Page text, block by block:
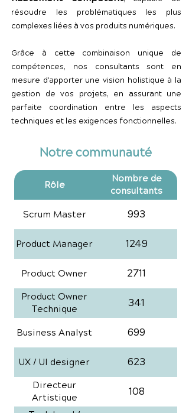
résoudre les problématiques les plus
complexes liées à vos produits numériques.
Grâce à cette combinaison unique de
compétences, nos consultants sont en
mesure d'apporter une vision holistique à la
gestion de vos projets, en assurant une
parfaite coordination entre les aspects
techniques et les exigences fonctionnelles.
Notre communauté
Rôle
Nombre de
consultants
Scrum Master
993
Product Manager 1249
Product Owner 2711
Product Owner
Technique
341
Business Analyst 699
UX / UI designer 623
Directeur
Artistique
108